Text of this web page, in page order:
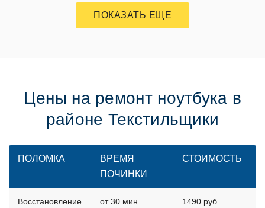
ПОКАЗАТЬ ЕЩЕ
Цены на ремонт ноутбука в
районе Текстильщики
ПОЛОМКА
ВРЕМЯ
ПОЧИНКИ
СТОИМОСТЬ
Восстановление
от 30 мин 1490 руб.